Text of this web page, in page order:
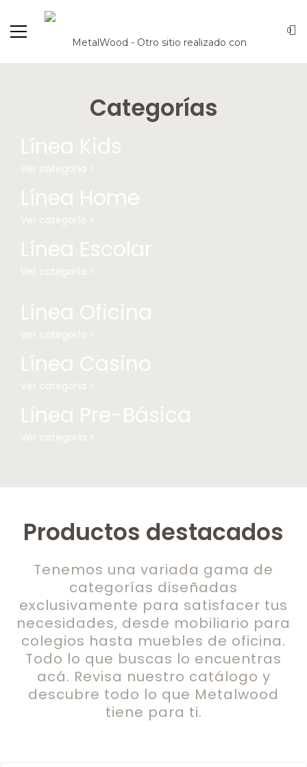
0
Categorías
Línea Kids
Ver categoría >
Línea Home
Ver categoría >
Línea Escolar
Ver categoría >
Línea Oficina
Ver categoría >
Línea Casino
Ver categoría >
Línea Pre-Básica
Ver categoría >
Productos destacados
Tenemos una variada gama de
categorías diseñadas
exclusivamente para satisfacer tus
necesidades, desde mobiliario para
colegios hasta muebles de oficina.
Todo lo que buscas lo encuentras
acá. Revisa nuestro catálogo y
descubre todo lo que Metalwood
tiene para ti.